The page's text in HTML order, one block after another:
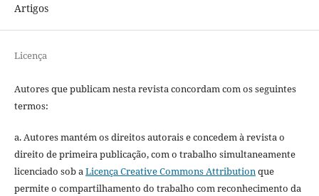
Artigos
Licença
Autores que publicam nesta revista concordam com os seguintes
termos:
a. Autores mantém os direitos autorais e concedem à revista o
direito de primeira publicação, com o trabalho simultaneamente
licenciado sob aLicença Creative Commons Attributionque
permite o compartilhamento do trabalho com reconhecimento da